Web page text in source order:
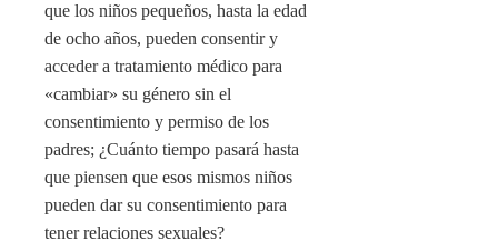
que los niños pequeños, hasta la edad
de ocho años, pueden consentir y
acceder a tratamiento médico para
«cambiar» su género sin el
consentimiento y permiso de los
padres; ¿Cuánto tiempo pasará hasta
que piensen que esos mismos niños
pueden dar su consentimiento para
tener relaciones sexuales?